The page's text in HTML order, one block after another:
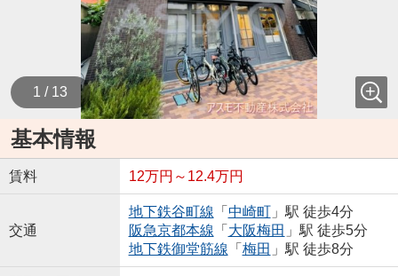
1 / 13
基本情報
賃料 12万円～12.4万円
交通
地下鉄谷町線 「 中崎町」駅 徒歩4分
阪急京都本線 「 大阪梅田 」駅 徒歩5分
地下鉄御堂筋線 「 梅田 」駅 徒歩8分